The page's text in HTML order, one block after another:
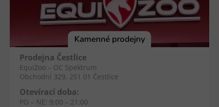
Kamenné prodejny
Prodejna Čestlice
EquiZoo – OC Spektrum
Obchodní 329, 251 01 Čestlice
Otevírací doba:
PO – NE: 9:00 – 21:00